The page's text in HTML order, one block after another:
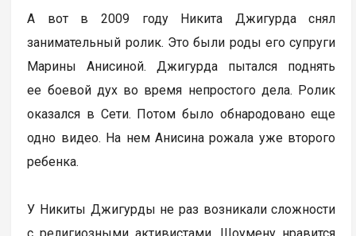
А вот в 2009 году Никита Джигурда снял
занимательный ролик. Это были роды его супруги
Марины Анисиной. Джигурда пытался поднять
ее боевой дух во время непростого дела. Ролик
оказался в Сети. Потом было обнародовано еще
одно видео. На нем Анисина рожала уже второго
ребенка.
У Никиты Джигурды не раз возникали сложности
с религиозными активистами. Шоумену нравится